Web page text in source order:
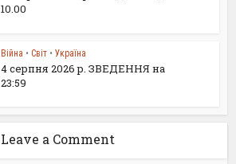
10.00
Війна • Світ • Україна
4 серпня 2026 р. ЗВЕДЕННЯ на
23:59
Leave a Comment